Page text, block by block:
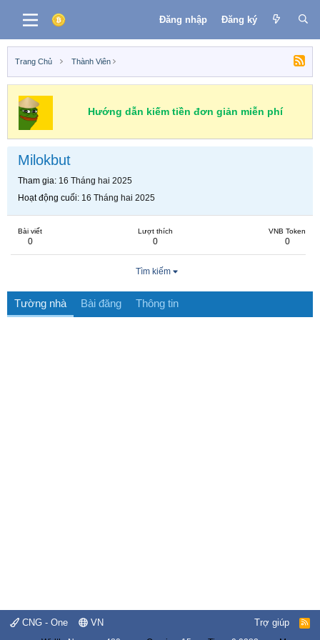
Đăng nhập Đăng ký
Trang Chủ Thành Viên
Hướng dẫn kiếm tiền đơn giản miễn phí
Milokbut
Tham gia 16 Tháng hai 2025
Hoạt động cuối 16 Tháng hai 2025
Bài viết
0
Lượt thích
0
VNB Token
0
Tìm kiếm
Tường nhà Bài đăng Thông tin
CNG - One VN Trợ giúp
R